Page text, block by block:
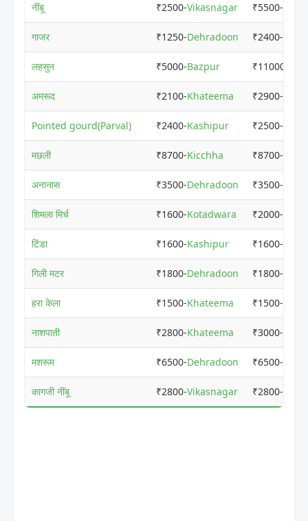
नींबू ₹2500-Vikasnagar ₹5500-
गाजर ₹1250-Dehradoon ₹2400-
लहसुन ₹5000-Bazpur ₹11000-
अमरूद ₹2100-Khateema ₹2900-
Pointed gourd(Parval) ₹2400-Kashipur ₹2500-
मछली ₹8700-Kicchha ₹8700-
अनानास ₹3500-Dehradoon ₹3500-
शिमला मिर्च ₹1600-Kotadwara ₹2000-
टिंडा ₹1600-Kashipur ₹1600-
गिली मटर ₹1800-Dehradoon ₹1800-
हरा केला ₹1500-Khateema ₹1500-
नाशपाती ₹2800-Khateema ₹3000-
मशरूम ₹6500-Dehradoon ₹6500-
कागजी नींबू ₹2800-Vikasnagar ₹2800-